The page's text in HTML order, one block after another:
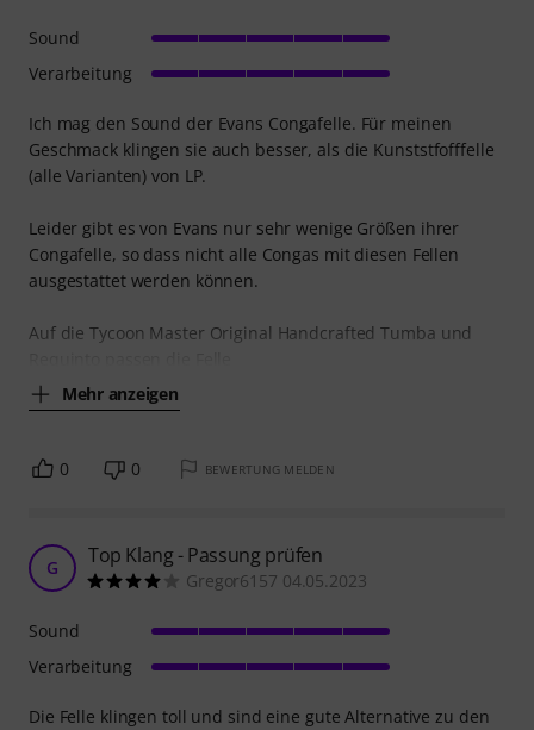
Ich mag den Sound der Evans Congafelle. Für meinen
Geschmack klingen sie auch besser, als die Kunststfofffelle
(alle Varianten) von LP.
Leider gibt es von Evans nur sehr wenige Größen ihrer
Congafelle, so dass nicht alle Congas mit diesen Fellen
ausgestattet werden können.
Auf die Tycoon Master Original Handcrafted Tumba und
Mehr anzeigen
Sound
Verarbeitung
0 0 BEWERTUNG MELDEN
G Top Klang - Passung prüfen
Gregor6157 04.05.2023
Die Felle klingen toll und sind eine gute Alternative zu den
Sound
Verarbeitung